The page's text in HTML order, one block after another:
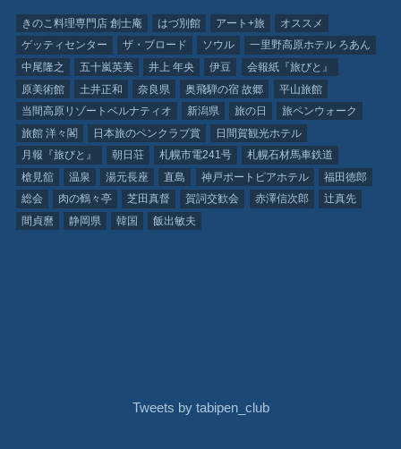
きのこ料理専門店 創士庵 はづ別館 アート+旅
オススメ
ゲッティセンター
ザ・ブロード ソウル
一里野高原ホテル ろあん
中尾隆之
五十嵐英美 井上 年央 伊豆
会報紙『旅びと』
原美術館
土井正和 奈良県 奥飛騨の宿 故郷
平山旅館
当間高原リゾートベルナティオ
新潟県 旅の日
旅ペンウォーク
旅館 洋々閣
日本旅のペンクラブ賞
日間賀観光ホテル
月報『旅びと』
朝日荘 札幌市電241号
札幌石材馬車鉄道
槍見舘
温泉 湯元長座 直島 神戸ポートピアホテル
福田徳郎
総会
肉の鶴々亭 芝田真督 賀詞交歓会 赤澤信次郎
辻真先
間貞麿
静岡県 韓国 飯出敏夫
Tweets by tabipen_club